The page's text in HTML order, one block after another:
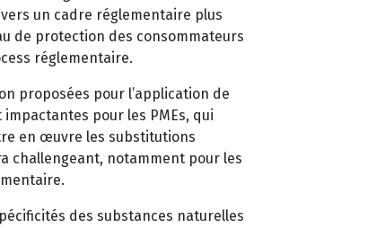
un cadre réglementaire plus
de protection des consommateurs
réglementaire.
proposées pour l’application de
pour les PMEs, qui
en œuvre les substitutions
challengeant, notamment pour les
des substances naturelles